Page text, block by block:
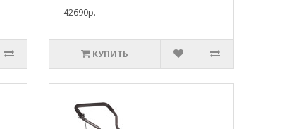
42690р.
КУПИТЬ